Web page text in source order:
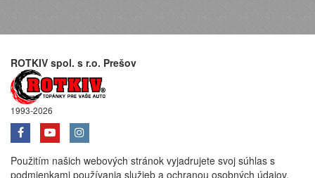
ROTKIV spol. s r.o. Prešov
1993-2026
Použitím našich webových stránok vyjadrujete svoj súhlas s
podmienkami používania služieb a ochranou osobných údajov.